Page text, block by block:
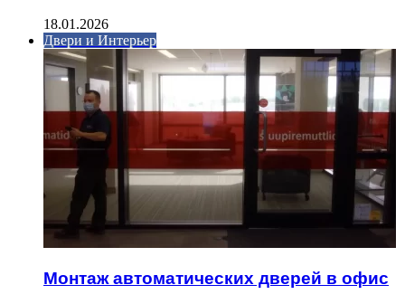
18.01.2026
Двери и Интерьер
Монтаж автоматических дверей в офис